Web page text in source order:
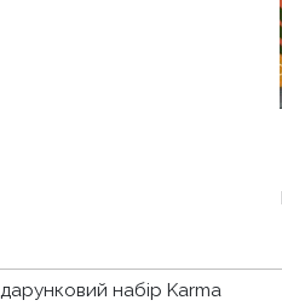
набір Karma